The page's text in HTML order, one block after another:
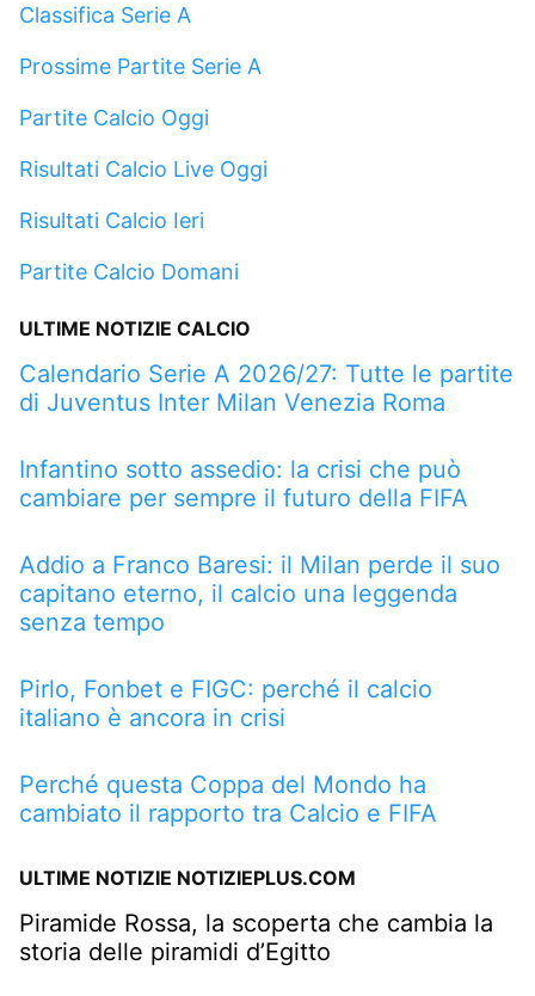
Classifica Serie A
Prossime Partite Serie A
Partite Calcio Oggi
Risultati Calcio Live Oggi
Risultati Calcio Ieri
Partite Calcio Domani
ULTIME NOTIZIE CALCIO
Calendario Serie A 2026/27: Tutte le partite
di Juventus Inter Milan Venezia Roma
Infantino sotto assedio: la crisi che può
cambiare per sempre il futuro della FIFA
Addio a Franco Baresi: il Milan perde il suo
capitano eterno, il calcio una leggenda
senza tempo
Pirlo, Fonbet e FIGC: perché il calcio
italiano è ancora in crisi
Perché questa Coppa del Mondo ha
cambiato il rapporto tra Calcio e FIFA
ULTIME NOTIZIE NOTIZIEPLUS.COM
Piramide Rossa, la scoperta che cambia la
storia delle piramidi d’Egitto